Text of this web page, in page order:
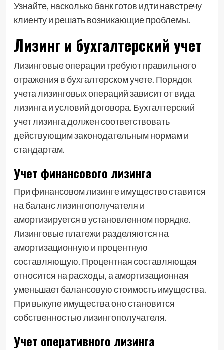
Узнайте, насколько банк готов идти навстречу
клиенту и решать возникающие проблемы.
Лизинг и бухгалтерский учет
Лизинговые операции требуют правильного
отражения в бухгалтерском учете. Порядок
учета лизинговых операций зависит от вида
лизинга и условий договора. Бухгалтерский
учет лизинга должен соответствовать
действующим законодательным нормам и
стандартам.
Учет финансового лизинга
При финансовом лизинге имущество ставится
на баланс лизингополучателя и
амортизируется в установленном порядке.
Лизинговые платежи разделяются на
амортизационную и процентную
составляющую. Процентная составляющая
относится на расходы, а амортизационная
уменьшает балансовую стоимость имущества.
При выкупе имущества оно становится
собственностью лизингополучателя.
Учет оперативного лизинга